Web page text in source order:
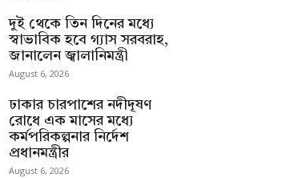
দুই থেকে তিন দিনের মধ্যে
স্বাভাবিক হবে গ্যাস সরবরাহ,
জানালেন জ্বালানিমন্ত্রী
August 6, 2026
ঢাকার চারপাশের নদীদূষণ
রোধে এক মাসের মধ্যে
কর্মপরিকল্পনার নির্দেশ
প্রধানমন্ত্রীর
August 6, 2026